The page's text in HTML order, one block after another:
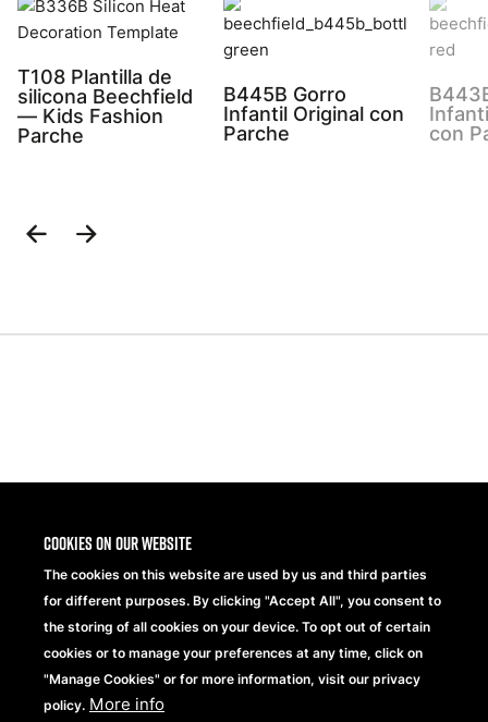
Cookies on our website
The cookies on this website are used by us and third parties
for different purposes. By clicking "Accept All", you consent to
the storing of all cookies on your device. To opt out of certain
cookies or to manage your preferences at any time, click on
"Manage Cookies" or for more information, visit our privacy
policy. More info
T108 Plantilla de
silicona Beechfield
— Kids Fashion
Parche
B445B Gorro
Infantil Original con
Parche
con
Part of